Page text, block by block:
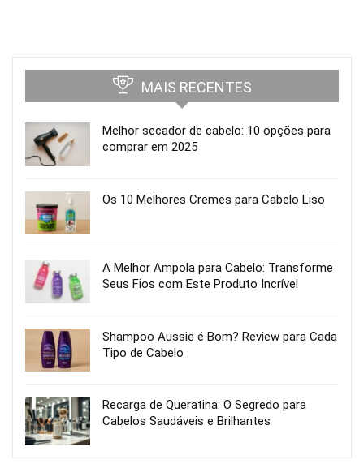
MAIS RECENTES
Melhor secador de cabelo: 10 opções para
comprar em 2025
Os 10 Melhores Cremes para Cabelo Liso
A Melhor Ampola para Cabelo: Transforme
Seus Fios com Este Produto Incrível
Shampoo Aussie é Bom? Review para Cada
Tipo de Cabelo
Recarga de Queratina: O Segredo para
Cabelos Saudáveis e Brilhantes